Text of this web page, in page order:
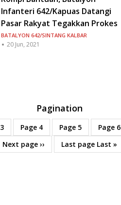
Infanteri 642/Kapuas Datangi
Pasar Rakyat Tegakkan Prokes
BATALYON 642/SINTANG KALBAR
20 Jun, 2021
Pagination
3 Page 4 Page 5 Page 6
Next page ›› Last page Last »